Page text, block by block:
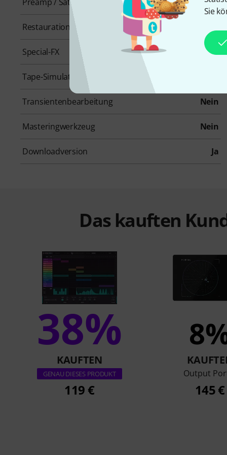
Sie
Restauration
Special-FX Nein
Tape-Simulation
Transientenbearbeitung Nein
Masteringwerkzeug Nein
Downloadversion Ja
Das kauften
38%
KAUFTEN
GENAU DIESES PRODUKT
119 €
Output
145 €